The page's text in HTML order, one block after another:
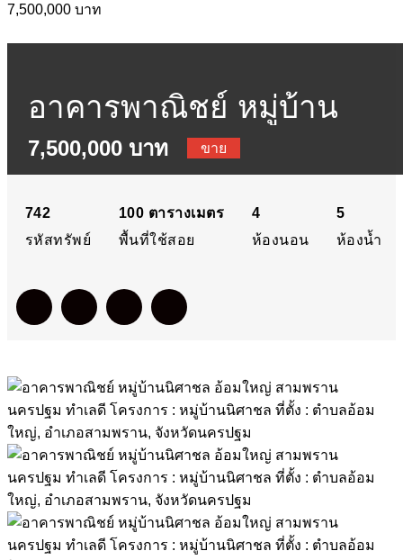
7,500,000 บาท
อาคารพาณิชย์ หมู่บ้าน
นิศาชล อ้อมใหญ่ สามพราน
นครปฐม ทำเลดี โครงการ :
อ้อมใหญ่, อำเภอสามพราน,
7,500,000 บาท ขาย
742
รหัสทรัพย์
100 ตารางเมตร
พื้นที่ใช้สอย
4
ห้องนอน
5
ห้องน้ำ